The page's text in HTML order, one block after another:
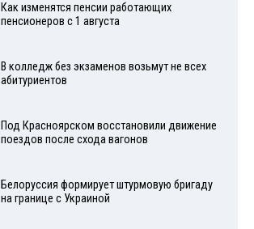
Как изменятся пенсии работающих
пенсионеров с 1 августа
В колледж без экзаменов возьмут не всех
абитуриентов
Под Красноярском восстановили движение
поездов после схода вагонов
Белоруссия формирует штурмовую бригаду
на границе с Украиной